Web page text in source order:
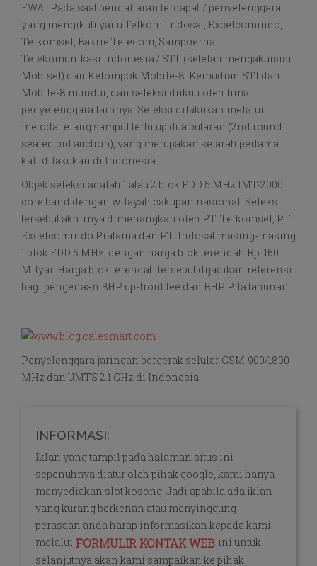
FWA. Pada saat pendaftaran terdapat 7 penyelenggara
yang mengikuti yaitu Telkom, Indosat, Excelcomindo,
Telkomsel, Bakrie Telecom, Sampoerna
Telekomunikasi Indonesia / STI (setelah mengakuisisi
Mobisel) dan Kelompok Mobile-8. Kemudian STI dan
Mobile-8 mundur, dan seleksi diikuti oleh lima
penyelenggara lainnya. Seleksi dilakukan melalui
metoda lelang sampul tertutup dua putaran (2nd round
sealed bid auction), yang merupakan sejarah pertama
kali dilakukan di Indonesia.
Objek seleksi adalah 1 atau 2 blok FDD 5 MHz IMT-2000
core band dengan wilayah cakupan nasional. Seleksi
tersebut akhirnya dimenangkan oleh PT. Telkomsel, PT.
Excelcomindo Pratama dan PT. Indosat masing-masing
1 blok FDD 5 MHz, dengan harga blok terendah Rp. 160
Milyar. Harga blok terendah tersebut dijadikan referensi
bagi pengenaan BHP up-front fee dan BHP Pita tahunan.
Penyelenggara jaringan bergerak selular GSM-900/1800
MHz dan UMTS 2.1 GHz di Indonesia
INFORMASI:
Iklan yang tampil pada halaman situs ini
sepenuhnya diatur oleh pihak google, kami hanya
menyediakan slot kosong. Jadi apabila ada iklan
yang kurang berkenan atau menyinggung
perasaan anda harap informasikan kepada kami
melalui FORMULIR KONTAK WEB ini untuk
selanjutnya akan kami sampaikan ke pihak